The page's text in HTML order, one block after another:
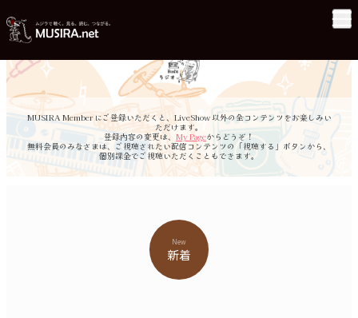
MUSIRA Member にご登録いただくと、LiveShow 以外の全コンテンツをお楽しみい
ただけます。
登録内容の変更は、 My Pageからどうぞ！
無料会員のみなさまは、ご視聴されたい配信コンテンツの「視聴する」ボタンから、
個別課金でご視聴いただくこともできます。
New
新着